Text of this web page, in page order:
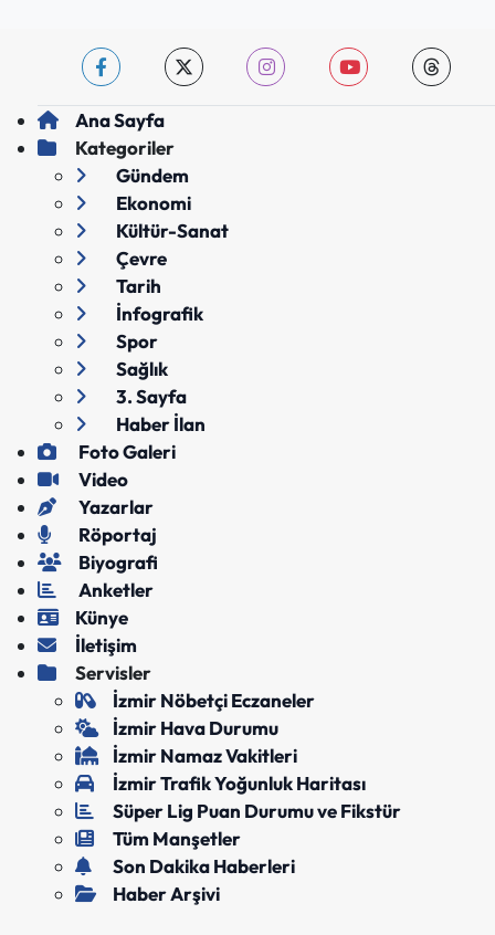
Ana Sayfa
Kategoriler
Gündem
Ekonomi
Kültür-Sanat
Çevre
Tarih
İnfografik
Spor
Sağlık
3. Sayfa
Haber İlan
Foto Galeri
Video
Yazarlar
Röportaj
Biyografi
Anketler
Künye
İletişim
Servisler
İzmir Nöbetçi Eczaneler
İzmir Hava Durumu
İzmir Namaz Vakitleri
İzmir Trafik Yoğunluk Haritası
Süper Lig Puan Durumu ve Fikstür
Tüm Manşetler
Son Dakika Haberleri
Haber Arşivi